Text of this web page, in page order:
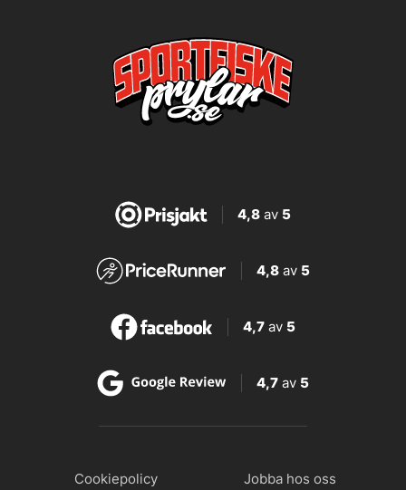
4,8av 5
4,8 av 5
4,7 av 5
4,7 av 5
Cookiepolicy Jobba hos oss